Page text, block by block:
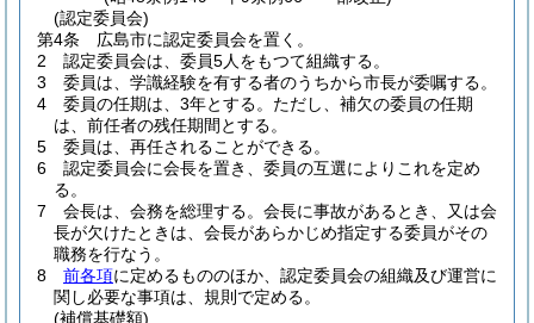
(認定委員会)
第4条
広島市に認定委員会を置く。
2
認定委員会は、委員5人をもつて組織する。
3
委員は、学識経験を有する者のうちから市長が委嘱する。
4
委員の任期は、3年とする。 ただし、補欠の委員の任期
は、前任者の残任期間とする。
5
委員は、再任されることができる。
6
認定委員会に会長を置き、委員の互選によりこれを定め
る。
7
会長は、会務を総理する。 会長に事故があるとき、又は会
長が欠けたときは、会長があらかじめ指定する委員がその
職務を行なう。
8
前各項に定めるもののほか、認定委員会の組織及び運営に
関し必要な事項は、規則で定める。
(補償基礎額)